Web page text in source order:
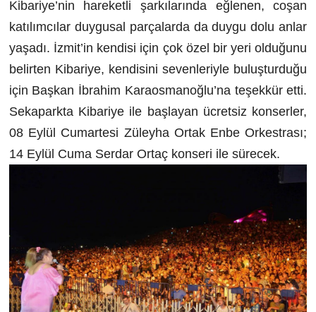
Kibariye’nin hareketli şarkılarında eğlenen, coşan
katılımcılar duygusal parçalarda da duygu dolu anlar
yaşadı. İzmit’in kendisi için çok özel bir yeri olduğunu
belirten Kibariye, kendisini sevenleriyle buluşturduğu
için Başkan İbrahim Karaosmanoğlu’na teşekkür etti.
Sekaparkta Kibariye ile başlayan ücretsiz konserler,
08 Eylül Cumartesi Züleyha Ortak Enbe Orkestrası;
14 Eylül Cuma Serdar Ortaç konseri ile sürecek.